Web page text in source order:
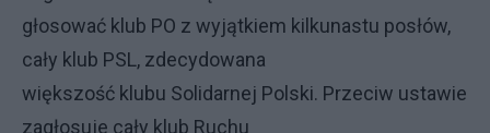
głosować klub PO z wyjątkiem kilkunastu posłów,
cały klub PSL, zdecydowana
większość klubu Solidarnej Polski. Przeciw ustawie
zagłosuje cały klub Ruchu